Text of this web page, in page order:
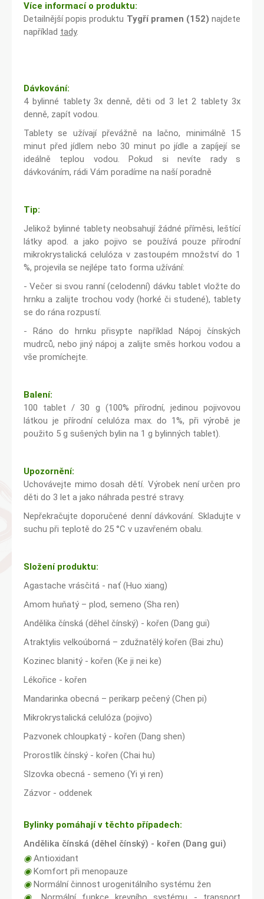
Více informací o produktu:
Detailnější popis produktu Tygří pramen (152) najdete
například tady.
Dávkování:
4 bylinné tablety 3x denně, děti od 3 let 2 tablety 3x
denně, zapít vodou.
Tablety se užívají převážně na lačno, minimálně 15
minut před jídlem nebo 30 minut po jídle a zapíjejí se
ideálně teplou vodou. Pokud si nevíte rady s
dávkováním, rádi Vám poradíme na naší poradně
Tip:
Jelikož bylinné tablety neobsahují žádné příměsi, leštící
látky apod. a jako pojivo se používá pouze přírodní
mikrokrystalická celulóza v zastoupém množství do 1
%, projevila se nejlépe tato forma užívání:
- Večer si svou ranní (celodenní) dávku tablet vložte do
hrnku a zalijte trochou vody (horké či studené), tablety
se do rána rozpustí.
- Ráno do hrnku přisypte například Nápoj čínských
mudrců, nebo jiný nápoj a zalijte směs horkou vodou a
vše promíchejte.
Balení:
100 tablet / 30 g (100% přírodní, jedinou pojivovou
látkou je přírodní celulóza max. do 1%, při výrobě je
použito 5 g sušených bylin na 1 g bylinných tablet).
Upozornění:
Uchovávejte mimo dosah dětí. Výrobek není určen pro
děti do 3 let a jako náhrada pestré stravy.
Nepřekračujte doporučené denní dávkování. Skladujte v
suchu při teplotě do 25 °C v uzavřeném obalu.
Složení produktu:
Agastache vrásčitá - nať (Huo xiang)
Amom huňatý – plod, semeno (Sha ren)
Andělika čínská (děhel čínský) - kořen (Dang gui)
Atraktylis velkoúborná – zdužnatělý kořen (Bai zhu)
Kozinec blanitý - kořen (Ke ji nei ke)
Lékořice - kořen
Mandarinka obecná – perikarp pečený (Chen pi)
Mikrokrystalická celulóza (pojivo)
Pazvonek chloupkatý - kořen (Dang shen)
Prorostlík čínský - kořen (Chai hu)
Slzovka obecná - semeno (Yi yi ren)
Zázvor - oddenek
Bylinky pomáhají v těchto případech:
Andělika čínská (děhel čínský) - kořen (Dang gui)
◉Antioxidant
◉Komfort při menopauze
◉Normální činnost urogenitálního systému žen